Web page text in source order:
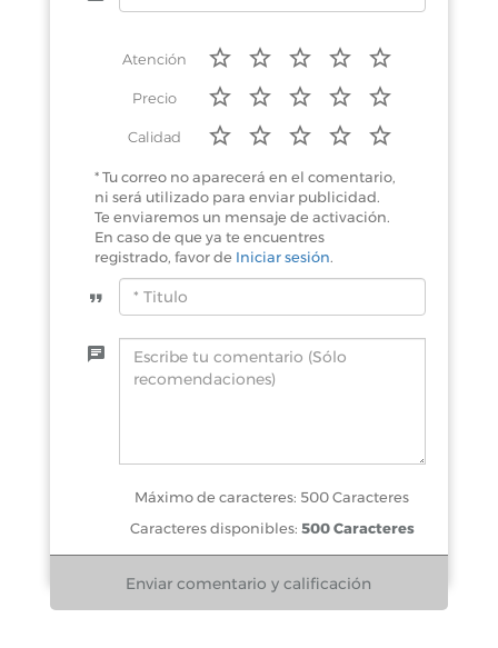
Atención
Precio
Calidad
* Tu correo no aparecerá en el comentario,
ni será utilizado para enviar publicidad.
Te enviaremos un mensaje de activación.
En caso de que ya te encuentres
registrado, favor de Iniciar sesión.
Máximo de caracteres: 500 Caracteres
Caracteres disponibles: 500 Caracteres